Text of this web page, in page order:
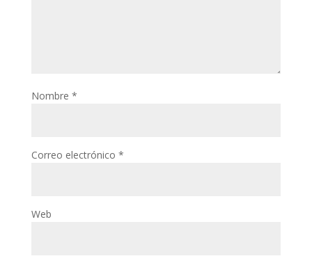
Nombre *
Correo electrónico *
Web